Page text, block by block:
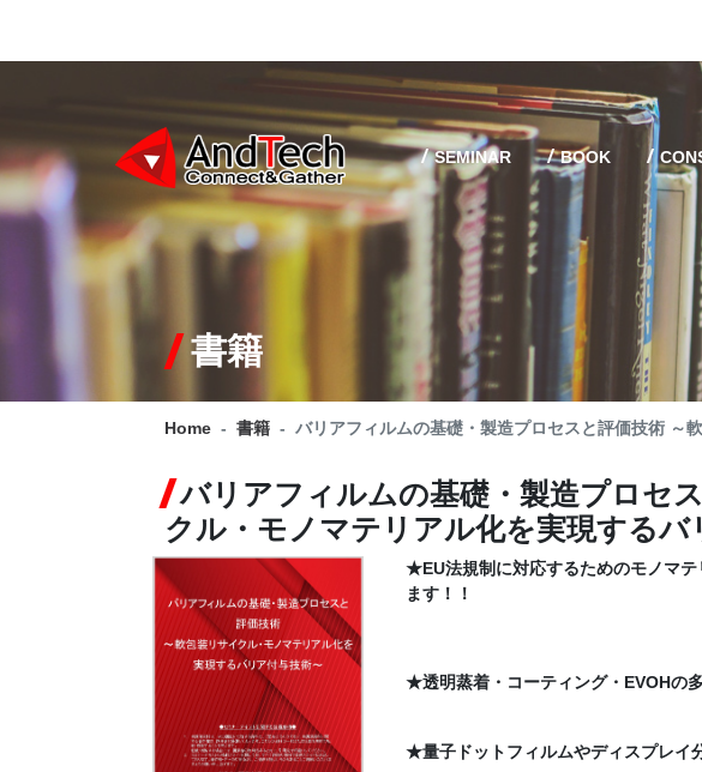
SEMINAR BOOK
書籍
Home 書籍 バリアフィルムの基礎・製造プロセスと評価技術 ～
バリアフィルムの基礎・製造プロセ
クル・モノマテリアル化を実現するバ
★EU法規制に対応するためのモノマ
ます！！
★透明蒸着・コーティング・EVOHの
★量子ドットフィルムやディスプレイ